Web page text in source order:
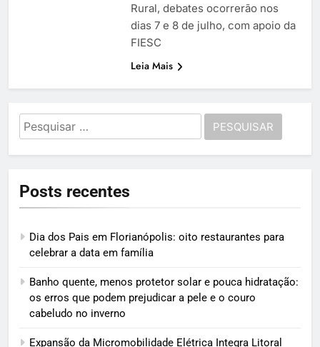
Rural, debates ocorrerão nos
dias 7 e 8 de julho, com apoio da
FIESC
Leia Mais
Pesquisar
por:
Posts recentes
Dia dos Pais em Florianópolis: oito restaurantes para
celebrar a data em família
Banho quente, menos protetor solar e pouca hidratação:
os erros que podem prejudicar a pele e o couro
cabeludo no inverno
Expansão da Micromobilidade Elétrica Integra Litoral